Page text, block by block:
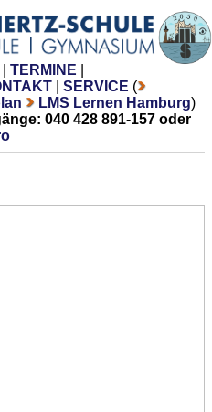
TERMINE
SERVICE (
LMS Lernen Hamburg)
040 428 891-157 oder